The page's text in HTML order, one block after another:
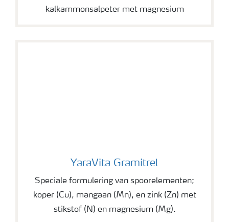
kalkammonsalpeter met magnesium
YaraVita Gramitrel
Speciale formulering van spoorelementen;
koper (Cu), mangaan (Mn), en zink (Zn) met
stikstof (N) en magnesium (Mg).